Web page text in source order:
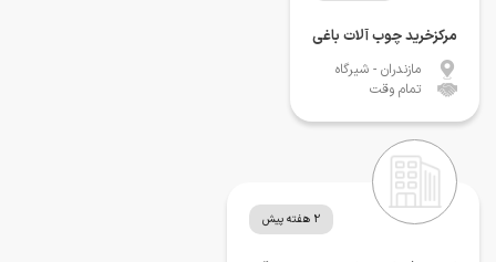
مرکزخرید چوب آلات باغی
مازندران - شیرگاه
تمام وقت
2 هفته پیش